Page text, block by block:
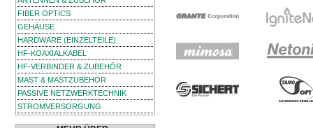
FIBER OPTICS
GEHÄUSE
HARDWARE (EINZELTEILE)
HF-KOAXIALKABEL
HF-VERBINDER & ZUBEHÖR
MAST & MASTZUBEHÖR
PASSIVE NETZWERKTECHNIK
STROMVERSORGUNG